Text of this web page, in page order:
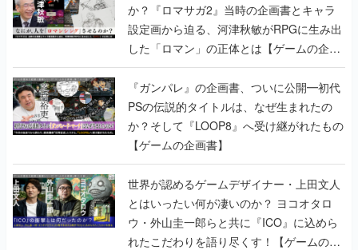
か？『ロマサガ2』当時の企画書とキャラ
設定画から迫る、河津秋敏がRPGに生み出
した「ロマン」の正体とは【ゲームの企画
書】
『ガンパレ』の企画書、ついに公開━初代
PSの伝説的タイトルは、なぜ生まれたの
か？そして『LOOP8』へ受け継がれたもの
【ゲームの企画書】
世界が認めるゲームデザイナー・上田文人
とはいったい何が凄いのか？ ヨコオタロ
ウ・外山圭一郎らと共に『ICO』に込めら
れたこだわりを語り尽くす！【ゲームの企